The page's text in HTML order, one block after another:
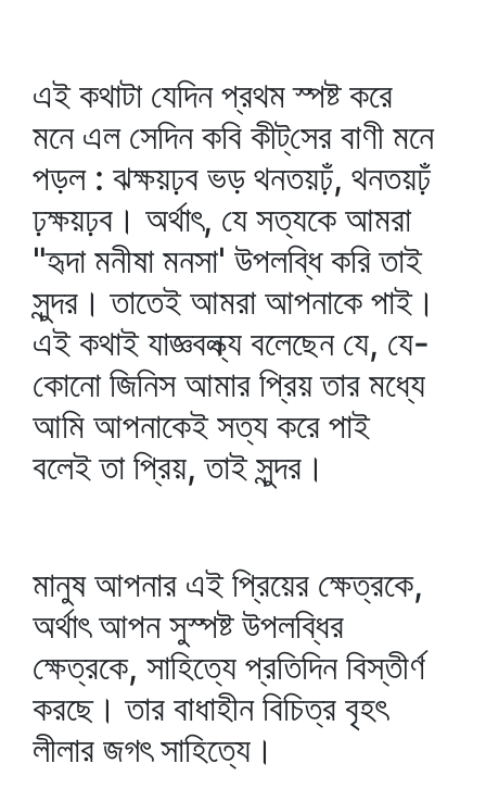
এই কথাটা যেদিন প্রথম স্পষ্ট করে
মনে এল সেদিন কবি কীট্‌সের বাণী মনে
পড়ল : ঝক্ষয়ঢ়ব ভড় থনতয়ঢ়ঁ, থনতয়ঢ়ঁ
ঢ়ক্ষয়ঢ়ব। অর্থাৎ, যে সত্যকে আমরা
"হৃদা মনীষা মনসা' উপলব্ধি করি তাই
সুন্দর। তাতেই আমরা আপনাকে পাই।
এই কথাই যাজ্ঞবল্ক্য বলেছেন যে, যে-
কোনো জিনিস আমার প্রিয় তার মধ্যে
আমি আপনাকেই সত্য করে পাই
বলেই তা প্রিয়, তাই সুন্দর।
মানুষ আপনার এই প্রিয়ের ক্ষেত্রকে,
অর্থাৎ আপন সুস্পষ্ট উপলব্ধির
ক্ষেত্রকে, সাহিত্যে প্রতিদিন বিস্তীর্ণ
করছে। তার বাধাহীন বিচিত্র বৃহৎ
লীলার জগৎ সাহিত্যে।